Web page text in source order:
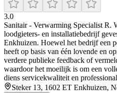
3.0
Sanitair - Verwarming Specialist R.
loodgieters- en installatiebedrijf
Enkhuizen. Hoewel het bedrijf een
heeft op basis van één lovende en
verdere publieke feedback of
waardoor het moeilijk is om een
diens servicekwaliteit en
Steker 13, 1602 ET Enkhuizen,